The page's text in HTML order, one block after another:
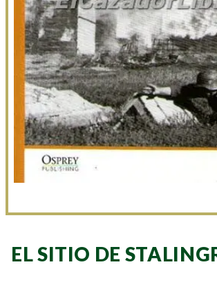
EL SITIO DE